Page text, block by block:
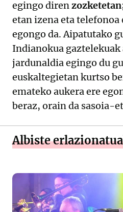
egingo direnzozketetan
etan izena eta telefonoa
egongo da. Aipatutako
Indianokua
jardunaldia egingo du
euskaltegietan kurtso
emateko aukera ere
beraz, orain da sasoia-
Albiste